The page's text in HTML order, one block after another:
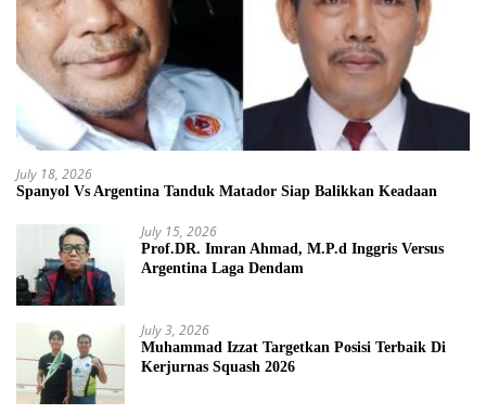
July 18, 2026
Spanyol Vs Argentina Tanduk Matador Siap Balikkan Keadaan
July 15, 2026
Prof.DR. Imran Ahmad, M.P.d Inggris Versus
Argentina Laga Dendam
July 3, 2026
Muhammad Izzat Targetkan Posisi Terbaik Di
Kerjurnas Squash 2026